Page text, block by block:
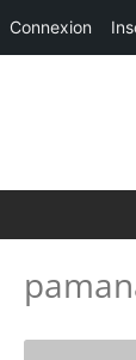
Connexion